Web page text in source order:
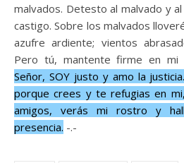
malvados. Detesto al malvado y
castigo. Sobre los malvados
azufre ardiente; vientos
Pero tú, mantente firme en mi
Señor, SOY justo y amo la
porque crees y te refugias en
amigos, verás mi rostro y
presencia. -.-